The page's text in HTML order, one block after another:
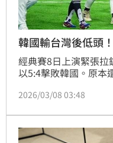
韓國輸台灣後低頭
經典賽8日上演緊張拉
以5:4擊敗韓國。原本
輸球後，球員們全低
望岌岌可危。
2026/03/08 03:48